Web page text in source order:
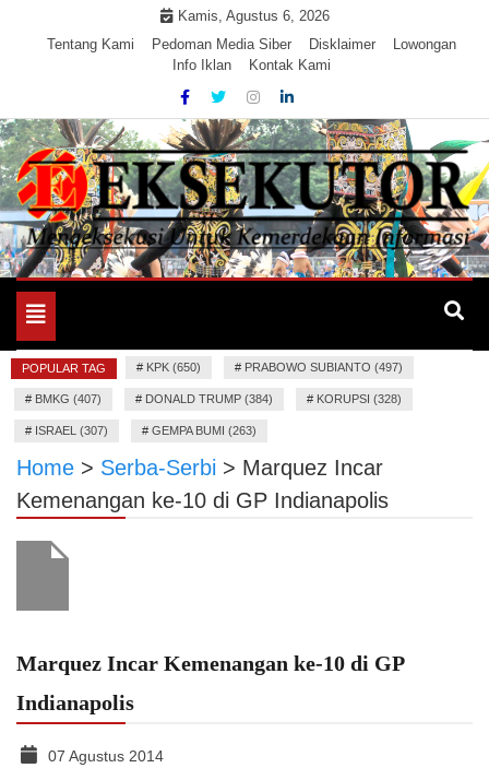
Kamis, Agustus 6, 2026
Tentang Kami
Pedoman Media Siber Disklaimer
Lowongan
Info Iklan
Kontak Kami
EKSEKUTOR
Mengeksekusi Berita Untuk Kemerdekaan dan Keadilan
Toggle
navigation
POPULAR TAG # KPK (650) # PRABOWO SUBIANTO (497)
# BMKG (407) # DONALD TRUMP (384) # KORUPSI (328)
# ISRAEL (307) # GEMPA BUMI (263)
Home > Serba-Serbi > Marquez Incar
Kemenangan ke-10 di GP Indianapolis
Marquez Incar Kemenangan ke-10 di GP
Indianapolis
07 Agustus 2014